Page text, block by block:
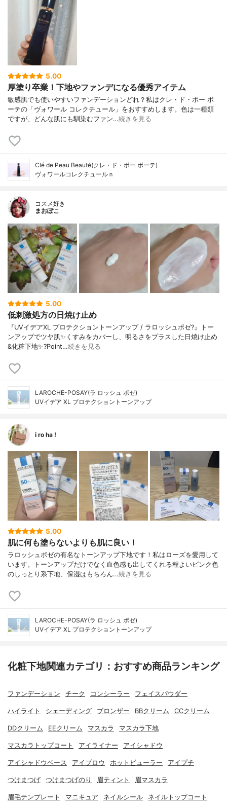
5.00
厚塗り卒業！下地やファンデになる優秀アイテム
敏感肌でも使いやすいファンデーションどれ？私はクレ・ド・ポー ボ
ーテの「ヴォワール コレクチュール」をおすすめします。色は一種類
ですが、どんな肌にも馴染むファン…続きを見る
Clé de Peau Beauté(クレ・ド・ポー ボーテ)
ヴォワールコレクチュールｎ
コスメ好き
まおぽこ
5.00
低刺激処方の日焼け止め
『UVイデアXL プロテクショントーンアップ / ラロッシュポゼ?』トー
ンアップでツヤ肌✨くすみをカバーし、明るさをプラスした日焼け止め
&化粧下地✨?Point…続きを見る
LAROCHE-POSAY(ラ ロッシュ ポゼ)
UVイデア XL プロテクショントーンアップ
i ro ha !
5.00
肌に何も塗らないよりも肌に良い！
ラロッシュポゼの有名なトーンアップ下地です！私はローズを愛用して
います。トーンアップだけでなく血色感も出してくれる程よいピンク色
のしっとり系下地、保湿はもちろん…続きを見る
LAROCHE-POSAY(ラ ロッシュ ポゼ)
UVイデア XL プロテクショントーンアップ
化粧下地関連カテゴリ：おすすめ商品ランキング
ファンデーション チーク コンシーラー フェイスパウダー
ハイライト シェーディング ブロンザー BBクリーム CCクリーム
DDクリーム EEクリーム マスカラ マスカラ下地
マスカラトップコート アイライナー アイシャドウ
アイシャドウベース アイブロウ ホットビューラー アイプチ
つけまつげ つけまつげのり 眉ティント 眉マスカラ
眉毛テンプレート マニキュア ネイルシール ネイルトップコート